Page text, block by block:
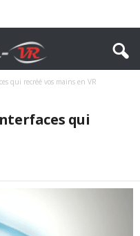
qui recréé vos mains en VR
qui